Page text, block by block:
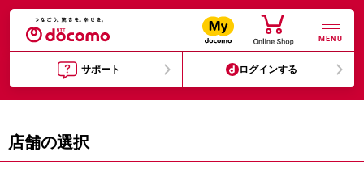
MENU
サポート ログインする
店舗の選択